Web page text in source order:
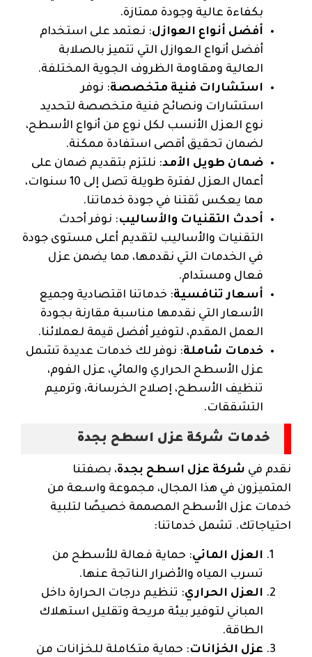
بكفاءة عالية وجودة ممتازة.
أفضل أنواع العوازل: نعتمد على استخدام
أفضل أنواع العوازل التي تتميز بالصلابة
العالية ومقاومة الظروف الجوية المختلفة.
استشارات فنية متخصصة: نوفر
استشارات ونصائح فنية متخصصة لتحديد
نوع العزل الأنسب لكل نوع من أنواع الأسطح،
لضمان تحقيق أقصى استفادة ممكنة.
ضمان طويل الأمد: نلتزم بتقديم ضمان على
أعمال العزل لفترة طويلة تصل إلى 10 سنوات،
مما يعكس ثقتنا في جودة خدماتنا.
أحدث التقنيات والأساليب: نوفر أحدث
التقنيات والأساليب لتقديم أعلى مستوى جودة
في الخدمات التي نقدمها، مما يضمن عزل
فعال ومستدام.
أسعار تنافسية: خدماتنا اقتصادية وجميع
الأسعار التي نقدمها مناسبة مقارنة بجودة
العمل المقدم، لتوفير أفضل قيمة لعملائنا.
خدمات شاملة: نوفر لك خدمات عديدة تشمل
عزل الأسطح الحراري والمائي، عزل الفوم،
تنظيف الأسطح، إصلاح الخرسانة، وترميم
التشققات.
خدمات شركة عزل اسطح بجدة
نقدم في شركة عزل اسطح بجدة، بصفتنا
المتميزون في هذا المجال، مجموعة واسعة من
خدمات عزل الأسطح المصممة خصيصًا لتلبية
احتياجاتك. تشمل خدماتنا:
العزل المائي: حماية فعالة للأسطح من
تسرب المياه والأضرار الناتجة عنها.
العزل الحراري: تنظيم درجات الحرارة داخل
المباني لتوفير بيئة مريحة وتقليل استهلاك
الطاقة.
عزل الخزانات: حماية متكاملة للخزانات من